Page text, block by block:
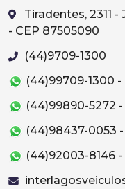
Tiradentes, 2311
- CEP 87505090
(44)9709-1300
(44)99709-1300 -
(44)99890-5272
(44)98437-0053
(44)92003-8146